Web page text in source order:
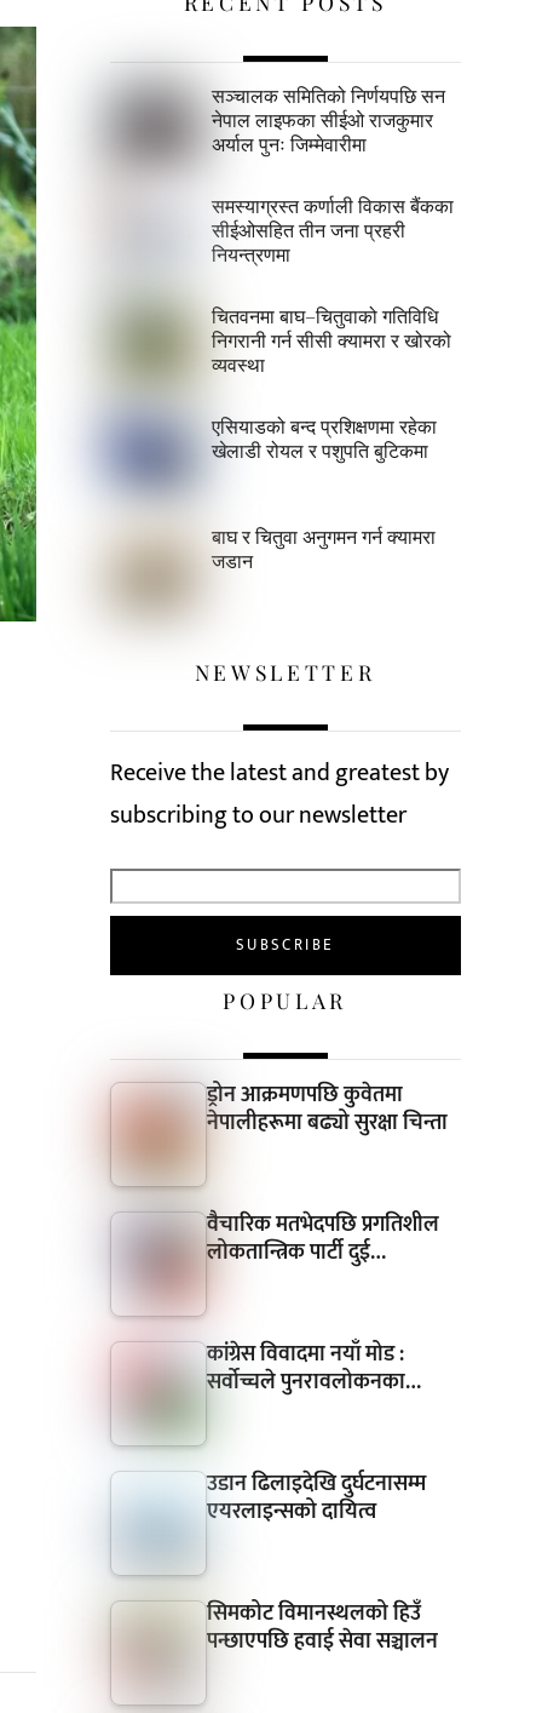
सञ्चालक समितिको निर्णयपछि सन
नेपाल लाइफका सीईओ राजकुमार
अर्याल पुनः जिम्मेवारीमा
समस्याग्रस्त कर्णाली विकास बैंकका
सीईओसहित तीन जना प्रहरी
नियन्त्रणमा
चितवनमा बाघ–चितुवाको गतिविधि
निगरानी गर्न सीसी क्यामरा र खोरको
व्यवस्था
एसियाडको बन्द प्रशिक्षणमा रहेका
खेलाडी रोयल र पशुपति बुटिकमा
बाघ र चितुवा अनुगमन गर्न क्यामरा
जडान
NEWSLETTER
Receive the latest and greatest by
subscribing to our newsletter
POPULAR
ड्रोन आक्रमणपछि कुवेतमा
नेपालीहरूमा बढ्यो सुरक्षा चिन्ता
वैचारिक मतभेदपछि प्रगतिशील
लोकतान्त्रिक पार्टी दुई…
कांग्रेस विवादमा नयाँ मोड :
सर्वोच्चले पुनरावलोकनका…
उडान ढिलाइदेखि दुर्घटनासम्म
एयरलाइन्सको दायित्व
सिमकोट विमानस्थलको हिउँ
पन्छाएपछि हवाई सेवा सञ्चालन